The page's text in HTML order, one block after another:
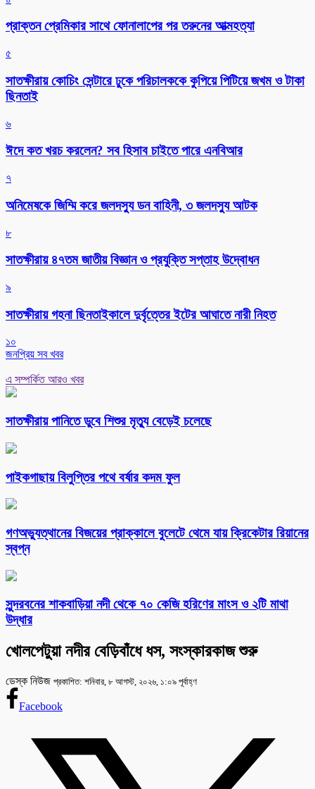
প্রাক্তন প্রেমিকার সাথে ফোনালাপের পর তরুনের আত্মহত্যা
৫
সাতক্ষীরায় কোচিং সেন্টারে ঢুকে পরিচালককে কুপিয়ে পিটিয়ে জখম ও টাকা
ছিনতাই
৬
ঈদে কত খরচ করলেন? সব হিসাব চাইতে পারে এনবিআর
৭
অনিমেষকে জিম্মি করে জলদস্যু ডন বাহিনী, ৩ জলদস্যু আটক
৮
সাতক্ষীরায় ৪৭তম জাতীয় বিজ্ঞান ও প্রযুক্তি সপ্তাহ উদ্বোধন
৯
সাতক্ষীরায় গহনা ছিনতাইকালে দুর্বৃত্তের ইটের আঘাতে নারী নিহত
১০
জনপ্রিয় সব খবর
এ সম্পর্কিত আরও খবর
সাতক্ষীরায় পানিতে ডুবে শিশুর মৃত্যু বেড়েই চলেছে
পাইকগাছায় বিলুপ্তির পথে বর্ষার কদম ফুল
গণঅভ্যুত্থানের বিজয়ের প্রাক্কালে বুলেটে থেমে যায় ক্রিকেটার রিয়ানের
স্বপ্ন
সুন্দরবনের শাকবাড়িয়া নদী থেকে ৭০ কেজি হরিণের মাংস ও ২টি মাথা
উদ্ধার
খোলপেটুয়া নদীর বেড়িবাঁধে ধস, সংস্কারকাজ শুরু
ডেস্ক নিউজ প্রকাশিত: শনিবার, ৮ আগস্ট, ২০২৬, ১:০৯ পূর্বাহ্ণ
Facebook